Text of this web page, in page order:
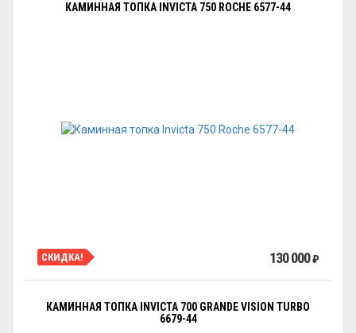
КАМИННАЯ ТОПКА INVICTA 750 ROCHE 6577-44
СКИДКА! 130 000₽
КАМИННАЯ ТОПКА INVICTA 700 GRANDE VISION TURBO
6679-44